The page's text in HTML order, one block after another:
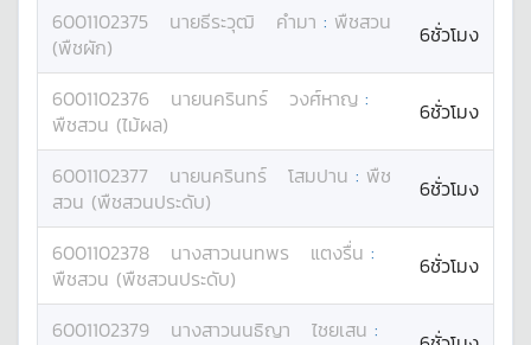
6001102375 นายธีระวุฒิ คำมา : พืชสวน
(พืชผัก)
6ชั่วโมง
6001102376 นายนครินทร์ วงศ์หาญ :
พืชสวน (ไม้ผล)
6ชั่วโมง
6001102377 นายนครินทร์ โสมปาน : พืช
สวน (พืชสวนประดับ)
6ชั่วโมง
6001102378 นางสาวนนทพร แตงรื่น :
พืชสวน (พืชสวนประดับ)
6ชั่วโมง
6001102379 นางสาวนนธิญา ไชยเสน :